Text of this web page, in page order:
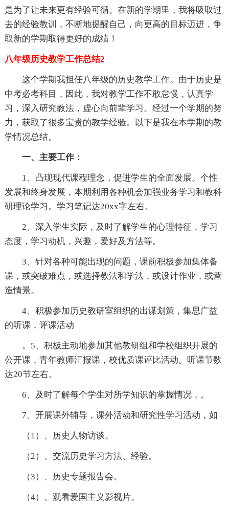
是为了让未来更有经验可循。在新的学期里，我将吸取过
去的经验教训，不断地提醒自己，向更高的目标迈进，争
取新的学期取得更好的成绩！
八年级历史教学工作总结2
这个学期我担任八年级的历史教学工作。由于历史是
中考必考科目，因此，我对教学工作不敢怠慢，认真学
习，深入研究教法，虚心向前辈学习。经过一个学期的努
力，获取了很多宝贵的教学经验。以下是我在本学期的教
学情况总结。
一、主要工作：
1、凸现现代课程理念，促进学生的全面发展。个性
发展和终身发展，本期利用各种机会加强业务学习和教科
研理论学习。学习笔记达20xx字左右。
2、深入学生实际，及时了解学生的心理特征，学习
态度，学习动机，兴趣，爱好及方法等。
3、针对各种可能出现的问题，课前积极参加集体备
课，或突破难点，或选择教法和学法，或设计作业，或营
造情景。
4、积极参加历史教研室组织的出谋划策，集思广益
的听课，评课活动
。5、积极主动地参加其他教研组和学校组织开展的
公开课，青年教师汇报课，校优质课评比活动。听课节数
达20节左右。
6、及时了解每个学生对所学知识的掌握情况，。
7、开展课外辅导，课外活动和研究性学习活动，如
（1）、历史人物访谈。
（2）、交流历史学习方法、经验。
（3）、历史专题报告会。
（4）、观看爱国主义影视片。